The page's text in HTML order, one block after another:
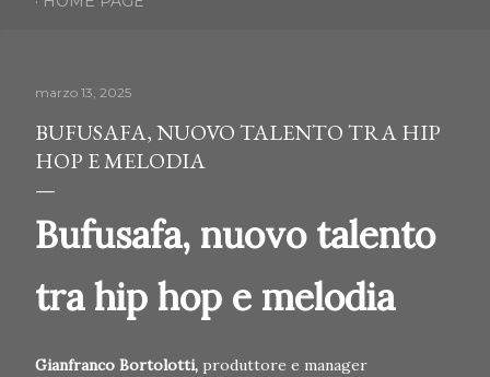
marzo 13, 2025
BUFUSAFA, NUOVO TALENTO TRA HIP
HOP E MELODIA
Bufusafa, nuovo talento
tra hip hop e melodia
Gianfranco Bortolotti, produttore e manager